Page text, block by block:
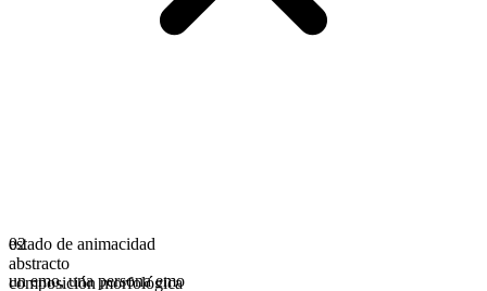
estado de animacidad
abstracto
composición morfológica
02
un emo,una persona emo